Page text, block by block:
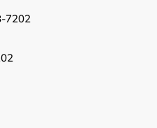
7202